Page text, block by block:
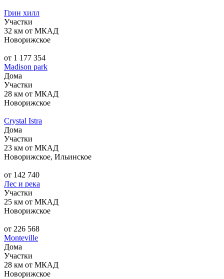
Грин хилл
Участки
32 км от МКАД
Новорижское
от 1 177 354
Madison park
Дома
Участки
28 км от МКАД
Новорижское
Crystal Istra
Дома
Участки
23 км от МКАД
Новорижское, Ильинское
от 142 740
Лес и река
Участки
25 км от МКАД
Новорижское
от 226 568
Monteville
Дома
Участки
28 км от МКАД
Новорижское